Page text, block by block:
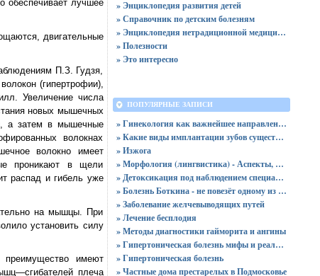
обеспечивает лучшее
двигательные
П.З. Гудзя,
(гипертрофии),
Увеличение числа
новых мышечных
а затем в мышечные
волокнах
волокно имеет
проникают в щели
распад и гибель уже
на мышцы. При
установить силу
преимущество имеют
плеча
» Энциклопедия развития детей
» Справочник по детским болезням
» Энциклопедия нетрадиционной медицины
» Полезности
» Это интересно
ПОПУЛЯРНЫЕ ЗАПИСИ
» Гинекология как важнейшее направление в медицине: особенности, лечение, диагностика
» Какие виды имплантации зубов существуют?
» Изжога
» Морфология (лингвистика) - Аспекты, изучаемые морфологией
» Детоксикация под наблюдением специалистов
» Болезнь Боткина - не повезёт одному из ста
» Заболевание желчевыводящих путей
» Лечение бесплодия
» Методы диагностики гайморита и ангины
» Гипертоническая болезнь мифы и реальность
» Гипертоническая болезнь
» Частные дома престарелых в Подмосковье